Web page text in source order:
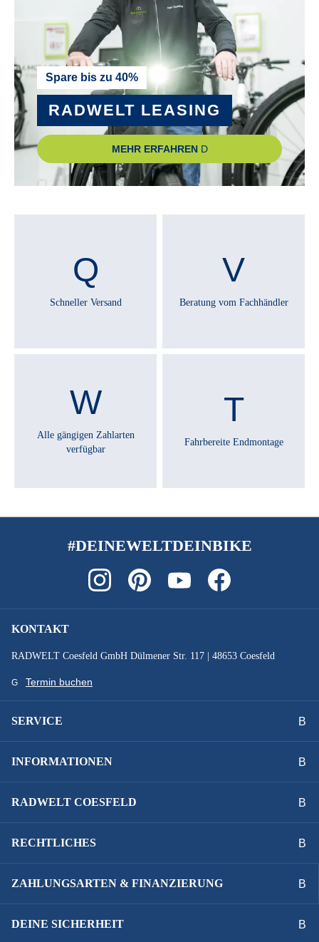
Spare bis zu 40%
RADWELT LEASING
MEHR ERFAHREN
Schneller Versand Beratung vom Fachhändler
Alle gängigen Zahlarten
verfügbar
Fahrbereite Endmontage
#DEINEWELTDEINBIKE
KONTAKT
RADWELT Coesfeld GmbH Dülmener Str. 117 | 48653 Coesfeld
Termin buchen
SERVICE
INFORMATIONEN
RADWELT COESFELD
RECHTLICHES
ZAHLUNGSARTEN & FINANZIERUNG
DEINE SICHERHEIT